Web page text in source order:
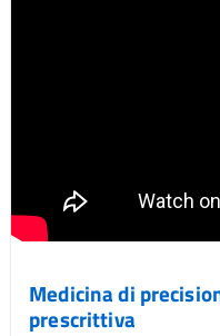
Medicina di
prescrittiva